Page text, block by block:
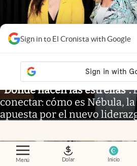
Menú Dolar Inicio
Sign in to El Cronista with Google
"Donde nacen las estrellas".
conectar: cómo es Nébula,
apuesta por el nuevo